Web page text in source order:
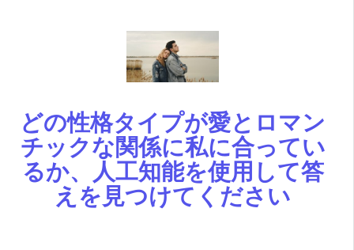
どの性格タイプが愛とロマン
チックな関係に私に合ってい
るか、人工知能を使用して答
えを見つけてください